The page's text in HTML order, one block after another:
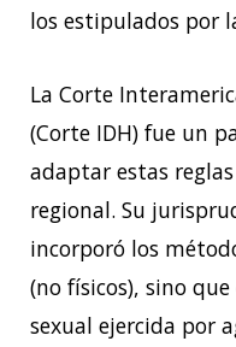
los estipulados por
La Corte
(Corte IDH) fue un
adaptar estas
regional. Su
incorporó los
(no físicos), sino
sexual ejercida por